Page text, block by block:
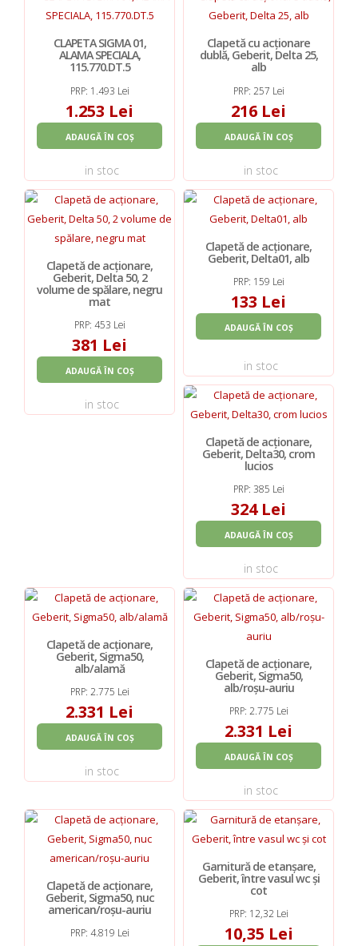
CLAPETA SIGMA 01,
ALAMA SPECIALA,
115.770.DT.5
PRP: 1.493 Lei
1.253 Lei
ADAUGĂ ÎN COȘ
in stoc
Clapetă cu acționare
dublă, Geberit, Delta 25,
alb
PRP: 257 Lei
216 Lei
ADAUGĂ ÎN COȘ
in stoc
Clapetă de acționare,
Geberit, Delta 50, 2
volume de spălare, negru
mat
PRP: 453 Lei
381 Lei
ADAUGĂ ÎN COȘ
in stoc
Clapetă de acționare,
Geberit, Delta01, alb
PRP: 159 Lei
133 Lei
ADAUGĂ ÎN COȘ
in stoc
Clapetă de acționare,
Geberit, Delta30, crom
lucios
PRP: 385 Lei
324 Lei
ADAUGĂ ÎN COȘ
in stoc
Clapetă de acționare,
Geberit, Sigma50,
alb/alamă
PRP: 2.775 Lei
2.331 Lei
ADAUGĂ ÎN COȘ
in stoc
Clapetă de acționare,
Geberit, Sigma50,
alb/roșu-auriu
PRP: 2.775 Lei
2.331 Lei
ADAUGĂ ÎN COȘ
in stoc
Clapetă de acționare,
Geberit, Sigma50, nuc
american/roșu-auriu
PRP: 4.819 Lei
Garnitură de etanșare,
Geberit, între vasul wc și
cot
PRP: 12,32 Lei
10,35 Lei